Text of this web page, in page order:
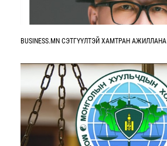
BUSINESS.MN СЭТГҮҮЛТЭЙ ХАМТРАН АЖИЛЛАНА